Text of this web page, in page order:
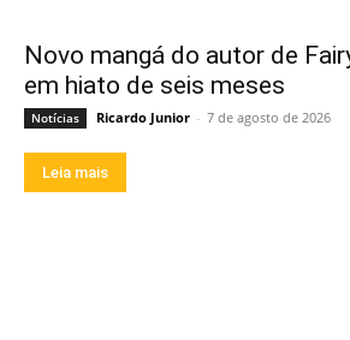
Novo mangá do autor de
em hiato de seis meses
Notícias Ricardo Junior - 7 de agosto de 2026
Leia mais